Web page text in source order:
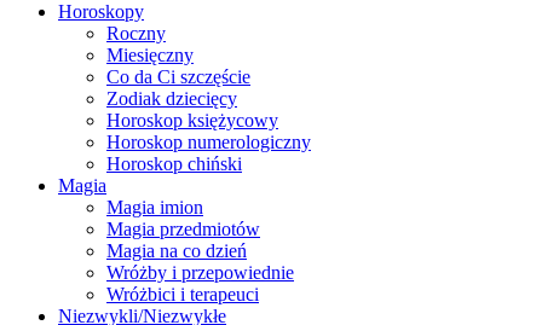
Horoskopy
Roczny
Miesięczny
Co da Ci szczęście
Zodiak dziecięcy
Horoskop księżycowy
Horoskop numerologiczny
Horoskop chiński
Magia
Magia imion
Magia przedmiotów
Magia na co dzień
Wróżby i przepowiednie
Wróżbici i terapeuci
Niezwykli/Niezwykłe